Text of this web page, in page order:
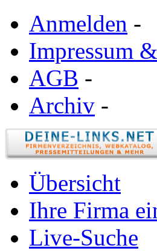
Anmelden -
Impressum
AGB -
Archiv -
Übersicht
Ihre Firma
Live-Suche